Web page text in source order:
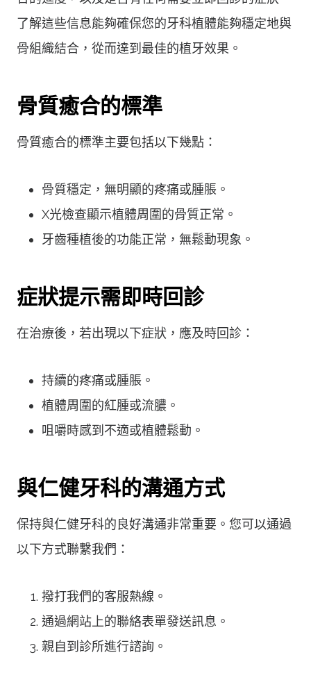
了解這些信息能夠確保您的牙科植體能夠穩定地與
骨組織結合，從而達到最佳的植牙效果。
骨質癒合的標準
骨質癒合的標準主要包括以下幾點：
骨質穩定，無明顯的疼痛或腫脹。
X光檢查顯示植體周圍的骨質正常。
牙齒種植後的功能正常，無鬆動現象。
症狀提示需即時回診
在治療後，若出現以下症狀，應及時回診：
持續的疼痛或腫脹。
植體周圍的紅腫或流膿。
咀嚼時感到不適或植體鬆動。
與仁健牙科的溝通方式
保持與仁健牙科的良好溝通非常重要。您可以通過
以下方式聯繫我們：
撥打我們的客服熱線。
通過網站上的聯絡表單發送訊息。
親自到診所進行諮詢。